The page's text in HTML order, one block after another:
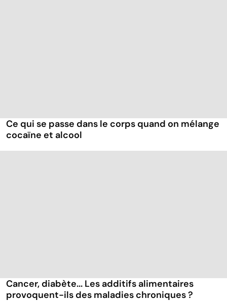
Ce qui se passe dans le corps quand on mélange
cocaïne et alcool
Cancer, diabète... Les additifs alimentaires
provoquent-ils des maladies chroniques ?